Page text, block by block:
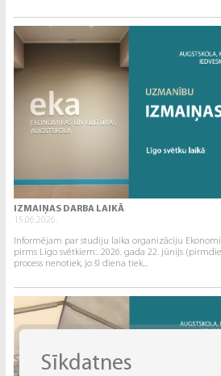
IZMAIŅAS DARBA LAIKĀ
15.06.2026.
Informējam par studiju laika organizāciju
pirms Līgo svētkiem:. 2026. gada 22. jūnijs
process nenotiek, jo šī diena tiek...
Sīkdatnes